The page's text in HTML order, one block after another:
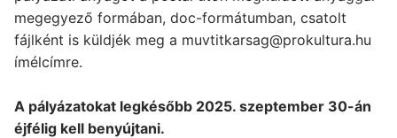
megegyező formában, doc-formátumban, csatolt
fájlként is küldjék meg a muvtitkarsag@prokultura.hu
ímélcímre.
A pályázatokat legkésőbb 2025. szeptember 30-án
éjfélig kell benyújtani.